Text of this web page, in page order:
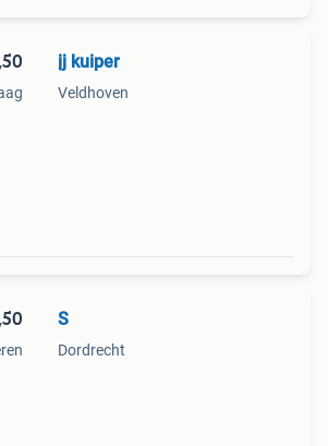
jj kuiper
Veldhoven
S
Dordrecht